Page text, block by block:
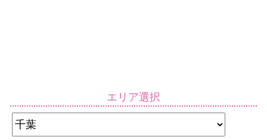
エリア選択